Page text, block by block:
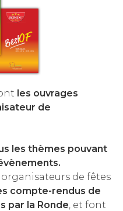
les ouvrages
de
les thèmes pouvant
de fêtes
compte-rendus de
par la Ronde, et font